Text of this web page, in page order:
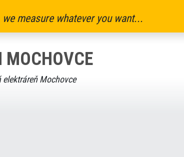
we measure whatever you want...
MOCHOVCE
elektráreň Mochovce